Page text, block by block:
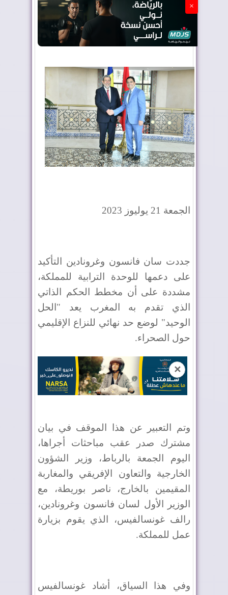
×
الجمعة 21 يوليوز 2023
جددت سان فانسون وغرونادين التأكيد
على دعمها للوحدة الترابية للمملكة،
مشددة على أن مخطط الحكم الذاتي
الذي تقدم به المغرب يعد "الحل
الوحيد" لوضع حد نهائي للنزاع الإقليمي
حول الصحراء.
✕
وتم التعبير عن هذا الموقف في بيان
مشترك صدر عقب مباحثات أجراها،
اليوم الجمعة بالرباط، وزير الشؤون
الخارجية والتعاون الإفريقي والمغاربة
المقيمين بالخارج، ناصر بوريطة، مع
الوزير الأول لسان فانسون وغرونادين،
رالف غونسالفيس، الذي يقوم بزيارة
عمل للمملكة.
وفي هذا السياق، أشاد غونسالفيس